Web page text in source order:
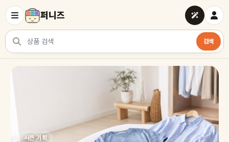
퍼니즈
상품 검색
검색
여러 쇼핑몰 상품을 한곳에서 찾아보세요
시즌 기획